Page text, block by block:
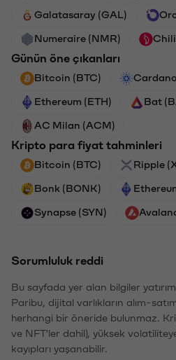
Galatasaray (GAL)
Numeraire (NMR)
Günün öne çıkanları
Bitcoin (BTC)
Ethereum (ETH) Bat
AC Milan (ACM)
Kripto para fiyat tahminleri
Bitcoin (BTC) Ripple
Bonk (BONK)
Synapse (SYN)
Sorumluluk reddi
Bu sayfada yer alan bilgiler
Paribu, dijital varlıkların alım-
herhangi bir öneride bulunmaz.
ve NFT'ler dahil), yüksek
kayıpları yaşanabilir.